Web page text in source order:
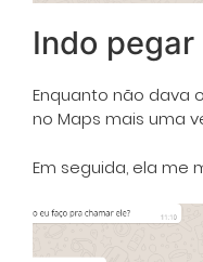
Indo
Enquanto não dava
no Maps mais uma
Em seguida, ela me